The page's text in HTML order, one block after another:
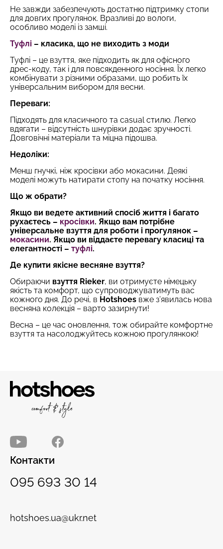
Не завжди забезпечують достатню підтримку стопи
для довгих прогулянок. Вразливі до вологи,
особливо моделі із замші.
Туфлі – класика, що не виходить з моди
Туфлі – це взуття, яке підходить як для офісного
дрес-коду, так і для повсякденного носіння. Їх легко
комбінувати з різними образами, що робить їх
універсальним вибором для весни.
Переваги:
Підходять для класичного та casual стилю. Легко
вдягати – відсутність шнурівки додає зручності.
Довговічні матеріали та міцна підошва.
Недоліки:
Менш гнучкі, ніж кросівки або мокасини. Деякі
моделі можуть натирати стопу на початку носіння.
Що ж обрати?
Якщо ви ведете активний спосіб життя і багато
рухаєтесь – кросівки. Якщо вам потрібне
універсальне взуття для роботи і прогулянок –
мокасини. Якщо ви віддаєте перевагу класиці та
елегантності – туфлі.
Де купити якісне весняне взуття?
Обираючи взуття Rieker, ви отримуєте німецьку
якість та комфорт, що супроводжуватимуть вас
кожного дня. До речі, в Hotshoes вже з’явилась нова
весняна колекція – варто зазирнути!
Весна – це час оновлення, тож обирайте комфортне
взуття та насолоджуйтесь кожною прогулянкою!
Контакти
095 693 30 14
hotshoes.ua@ukr.net